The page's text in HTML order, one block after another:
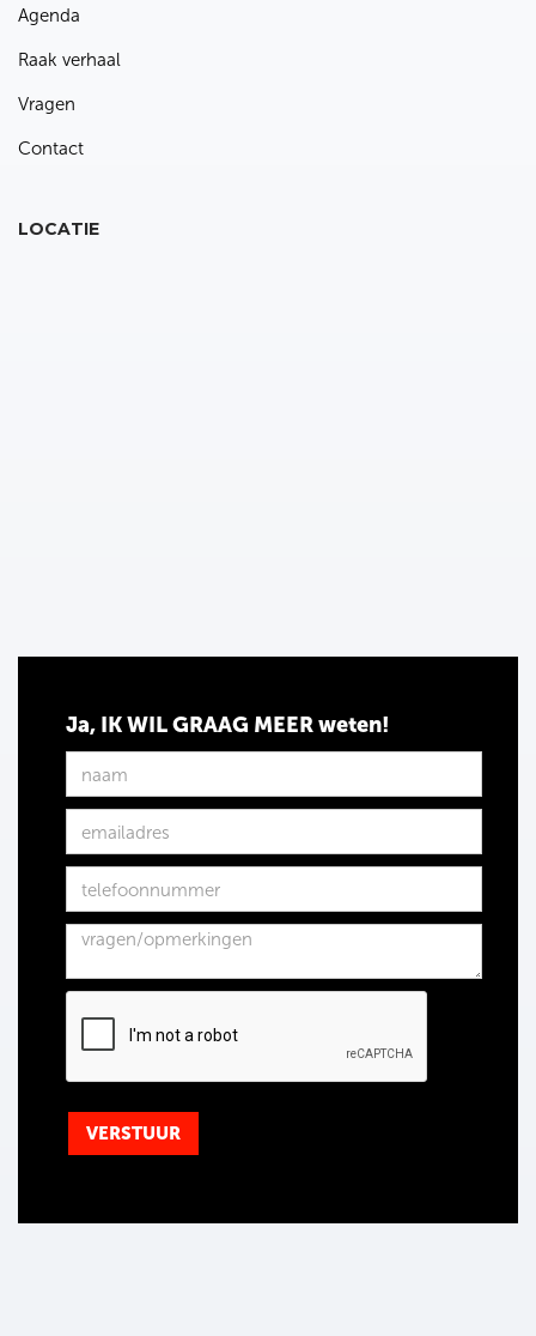
Agenda
Raak verhaal
Vragen
Contact
LOCATIE
Ja, IK WIL GRAAG MEER weten!